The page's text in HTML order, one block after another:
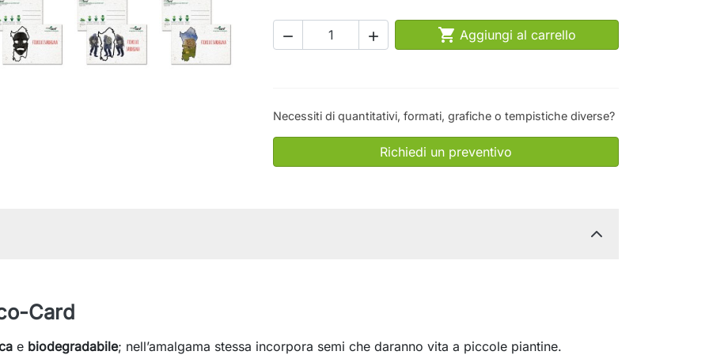
   Aggiungi al carrello
Necessiti di quantitativi, formati, grafiche o tempistiche diverse?
Richiedi un preventivo
Card
e biodegradabile; nell’amalgama stessa incorpora semi che daranno vita a piccole piantine.